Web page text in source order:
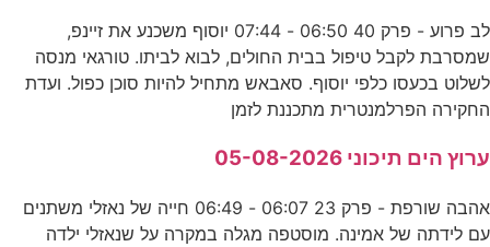
לב פרוע - פרק 40 06:50 - 07:44 יוסוף משכנע את זיינפ,
שמסרבת לקבל טיפול בבית החולים, לבוא לביתו. טורגאי מנסה
לשלוט בכעסו כלפי יוסוף. סאבאש מתחיל להיות סוכן כפול. ועדת
החקירה הפרלמנטרית מתכננת לזמן
ערוץ הים תיכוני 05-08-2026
אהבה שורפת - פרק 23 06:07 - 06:49 חייה של נאזלי משתנים
עם לידתה של אמינה. מוסטפה מגלה במקרה על שנאזלי ילדה